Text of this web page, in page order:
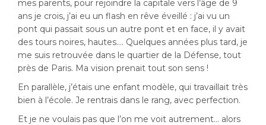
mes parents, pour rejoindre la capitale vers l’âge de 9
ans je crois, j’ai eu un flash en rêve éveillé : j’ai vu un
pont qui passait sous un autre pont et en face, il y avait
des tours noires, hautes…. Quelques années plus tard, je
me suis retrouvée dans le quartier de la Défense, tout
près de Paris. Ma vision prenait tout son sens !
En parallèle, j’étais une enfant modèle, qui travaillait très
bien à l’école. Je rentrais dans le rang, avec perfection.
Et je ne voulais pas que l’on me voit autrement… alors